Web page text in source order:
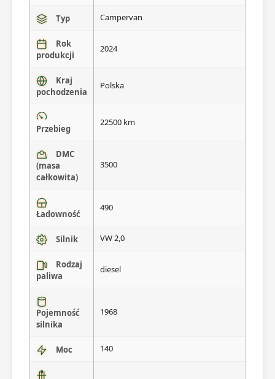
Typ Campervan
Rok
produkcji
2024
Kraj
pochodzenia
Polska
Przebieg
22500 km
DMC
(masa
całkowita)
3500
Ładowność
490
Silnik VW 2,0
Rodzaj
paliwa
diesel
Pojemność
silnika
1968
Moc 140